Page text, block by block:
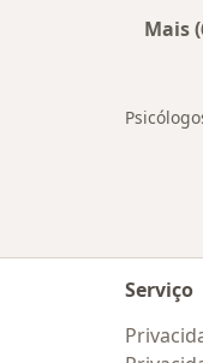
Mais
Serviço